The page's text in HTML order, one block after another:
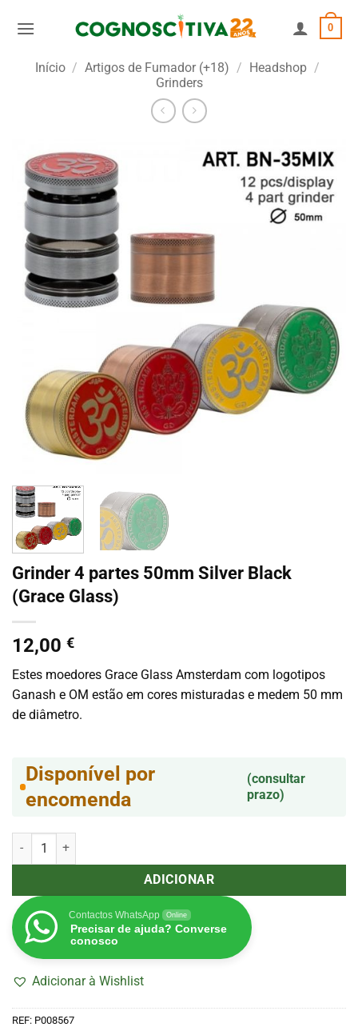
0
Início / Artigos de Fumador (+18) / Headshop /
Grinders
Grinder 4 partes 50mm Silver Black
(Grace Glass)
12,00 €
Estes moedores Grace Glass Amsterdam com logotipos
Ganash e OM estão em cores misturadas e medem 50 mm
de diâmetro.
Disponível por
encomenda
(consultar
prazo)
Quantidade de Grinder 4 partes 50mm Silver Black (Grace Glass)
ADICIONAR
Contactos WhatsApp Online
Precisar de ajuda? Converse
conosco
Adicionar à Wishlist
REF: P008567